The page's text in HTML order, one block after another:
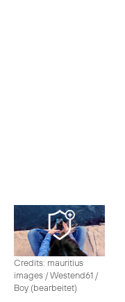
Credits: mauritius
images / Westend61 /
Boy (bearbeitet)